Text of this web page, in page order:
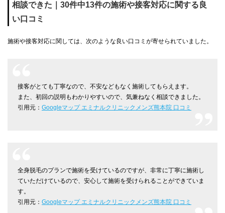
相談できた｜30件中13件の施術や接客対応に関する良
い口コミ
施術や接客対応に関しては、次のような良い口コミが寄せられていました。
接客がとても丁寧なので、不安などもなく施術してもらえます。
また、初回の説明もわかりやすいので、気兼ねなく相談できました。
引用元： Googleマップ エミナルクリニックメンズ熊本院 口コミ
全身脱毛のプランで施術を受けているのですが、非常に丁寧に施術し
ていただけているので、安心して施術を受けられることができていま
す。
引用元： Googleマップ エミナルクリニックメンズ熊本院 口コミ